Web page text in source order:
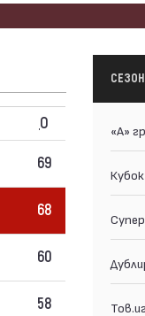
О
69
68
60
58
«А»